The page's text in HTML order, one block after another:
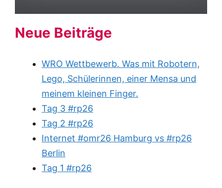
Neue Beiträge
WRO Wettbewerb. Was mit Robotern,
Lego, Schülerinnen, einer Mensa und
meinem kleinen Finger.
Tag 3 #rp26
Tag 2 #rp26
Internet #omr26 Hamburg vs #rp26
Berlin
Tag 1 #rp26